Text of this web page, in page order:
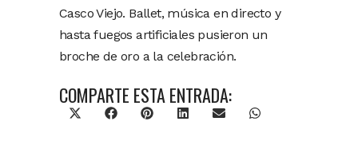
Casco Viejo. Ballet, música en directo y
hasta fuegos artificiales pusieron un
broche de oro a la celebración.
COMPARTE ESTA ENTRADA:
FacebookPinterestLinkedInEmail